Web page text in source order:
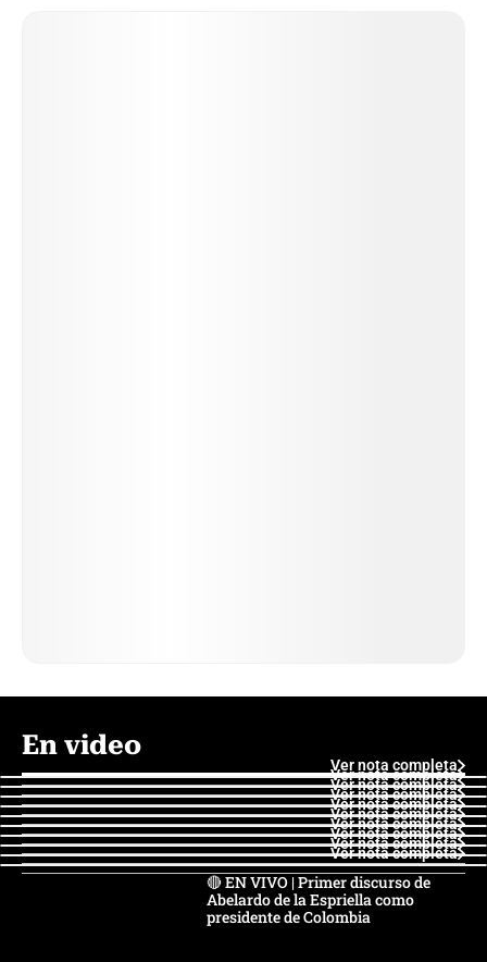
En video
Ver nota completa
Ver nota completa
Ver nota completa
Ver nota completa
Ver nota completa
Ver nota completa
Ver nota completa
Ver nota completa
Ver nota completa
Ver nota completa
🔴 EN VIVO | Primer discurso de
Abelardo de la Espriella como
presidente de Colombia